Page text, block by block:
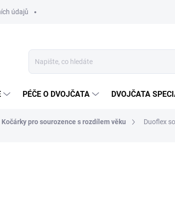
údajů
PÉČE O DVOJČATA DVOJČATA
Kočárky pro sourozence s rozdílem věku Duoflex